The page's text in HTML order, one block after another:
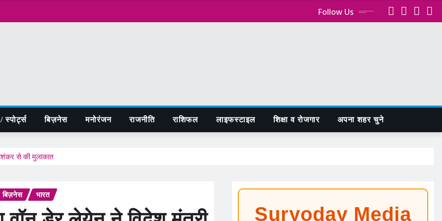
Follow Us
बिज़नेस मनोरंजन राजनीति राशिफल लाइफस्टाइल शिक्षा व रोजगार अपना शहर चुने
से की मुलाकात
बिज़नेस भारत
Suryoday Media